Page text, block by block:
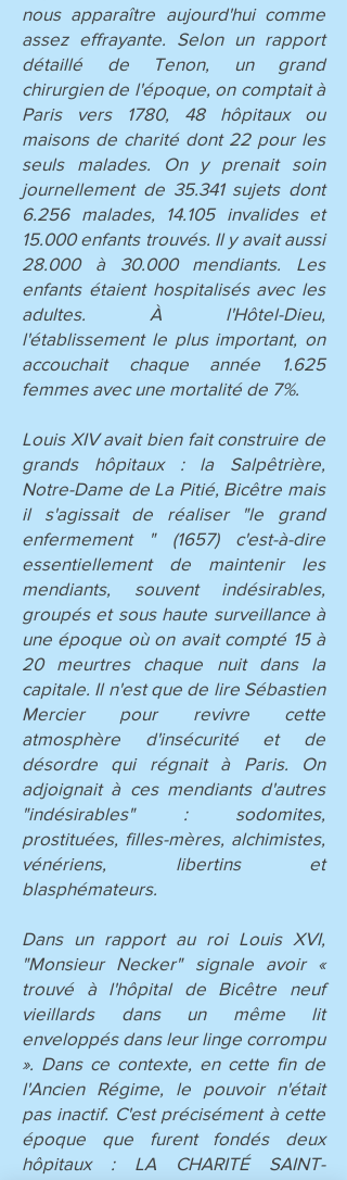
nous apparaître aujourd'hui comme
assez effrayante. Selon un rapport
détaillé de Tenon, un grand
chirurgien de l'époque, on comptait à
Paris vers 1780, 48 hôpitaux ou
maisons de charité dont 22 pour les
seuls malades. On y prenait soin
journellement de 35.341 sujets dont
6.256 malades, 14.105 invalides et
15.000 enfants trouvés. Il y avait aussi
28.000 à 30.000 mendiants. Les
enfants étaient hospitalisés avec les
adultes. À l'Hôtel-Dieu,
l'établissement le plus important, on
accouchait chaque année 1.625
femmes avec une mortalité de 7%.
Louis XIV avait bien fait construire de
grands hôpitaux : la Salpêtrière,
Notre-Dame de La Pitié, Bicêtre mais
il s'agissait de réaliser "le grand
enfermement " (1657) c'est-à-dire
essentiellement de maintenir les
mendiants, souvent indésirables,
groupés et sous haute surveillance à
une époque où on avait compté 15 à
20 meurtres chaque nuit dans la
capitale. Il n'est que de lire Sébastien
Mercier pour revivre cette
atmosphère d'insécurité et de
désordre qui régnait à Paris. On
adjoignait à ces mendiants d'autres
"indésirables" : sodomites,
prostituées, filles-mères, alchimistes,
vénériens, libertins et
blasphémateurs.
Dans un rapport au roi Louis XVI,
"Monsieur Necker" signale avoir «
trouvé à l'hôpital de Bicêtre neuf
vieillards dans un même lit
enveloppés dans leur linge corrompu
». Dans ce contexte, en cette fin de
l'Ancien Régime, le pouvoir n'était
pas inactif. C'est précisément à cette
époque que furent fondés deux
hôpitaux : LA CHARITÉ SAINT-